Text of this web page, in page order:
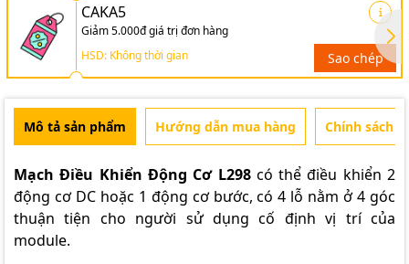
CAKA5
Giảm 5.000đ giá trị đơn hàng
HSD: Không thời gian
Sao chép
Mô tả sản phẩm Hướng dẫn mua hàng Chính sách
Mạch Điều Khiển Động Cơ L298 có thể điều khiển 2
động cơ DC hoặc 1 động cơ bước, có 4 lỗ nằm ở 4 góc
thuận tiện cho người sử dụng cố định vị trí của
module.